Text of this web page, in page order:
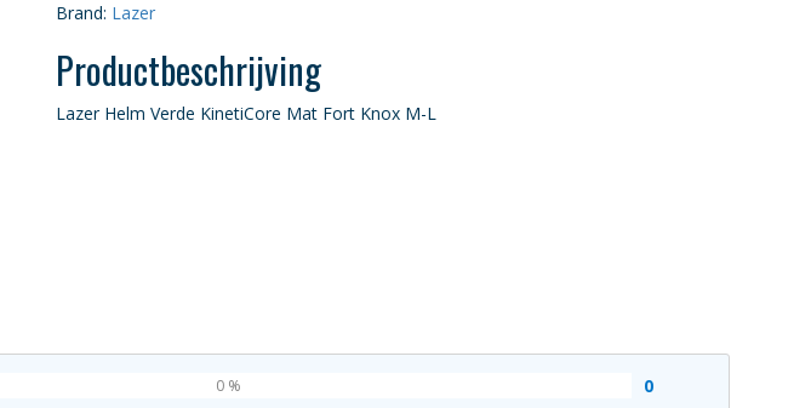
Brand: Lazer
Productbeschrijving
Lazer Helm Verde KinetiCore Mat Fort Knox M-L
0
0 %